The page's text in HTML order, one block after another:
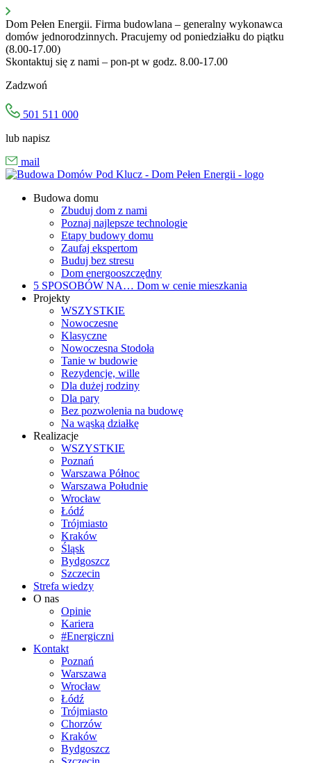
Przejdź
do
treści
Dom Pełen Energii. Firma budowlana – generalny wykonawca
domów jednorodzinnych. Pracujemy od poniedziałku do piątku
(8.00-17.00)
Skontaktuj się z nami – pon-pt w godz. 8.00-17.00
Zadzwoń
501 511 000
lub napisz
mail
Budowa domu
Zbuduj dom z nami
Poznaj najlepsze technologie
Etapy budowy domu
Zaufaj ekspertom
Buduj bez stresu
Dom energooszczędny
5 SPOSOBÓW NA… Dom w cenie mieszkania
Projekty
WSZYSTKIE
Nowoczesne
Klasyczne
Nowoczesna Stodoła
Tanie w budowie
Rezydencje, wille
Dla dużej rodziny
Dla pary
Bez pozwolenia na budowę
Na wąską działkę
Realizacje
WSZYSTKIE
Poznań
Warszawa Północ
Warszawa Południe
Wrocław
Łódź
Trójmiasto
Kraków
Śląsk
Bydgoszcz
Szczecin
Strefa wiedzy
O nas
Opinie
Kariera
#Energiczni
Kontakt
Poznań
Warszawa
Wrocław
Łódź
Trójmiasto
Chorzów
Kraków
Bydgoszcz